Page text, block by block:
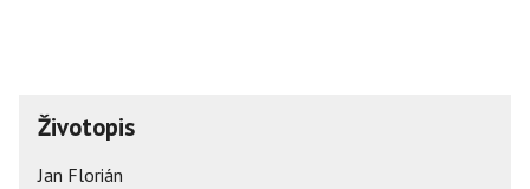
Životopis
Jan Florián